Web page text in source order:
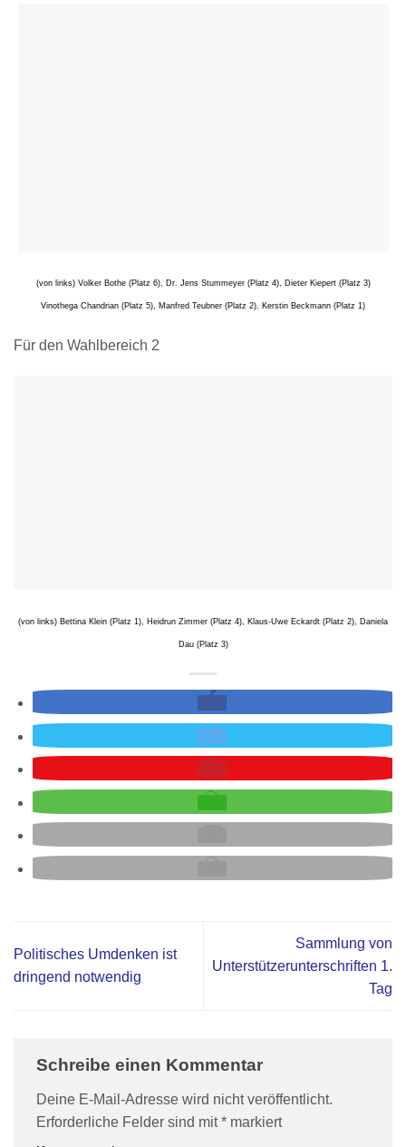
(von links) Volker Bothe (Platz 6), Dr. Jens Stummeyer (Platz 4), Dieter Kiepert (Platz 3)
Vinothega Chandrian (Platz 5), Manfred Teubner (Platz 2), Kerstin Beckmann (Platz 1)
Für den Wahlbereich 2
(von links) Bettina Klein (Platz 1), Heidrun Zimmer (Platz 4), Klaus-Uwe Eckardt (Platz 2), Daniela
Dau (Platz 3)
Politisches Umdenken ist
dringend notwendig
Sammlung von
Unterstützerunterschriften 1.
Tag
Schreibe einen Kommentar
Deine E-Mail-Adresse wird nicht veröffentlicht.
Erforderliche Felder sind mit* markiert